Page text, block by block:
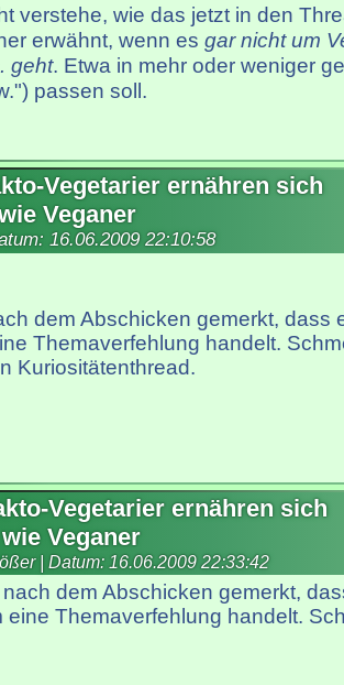
verstehe, wie das jetzt in den
erwähnt, wenn es gar nicht um
geht. Etwa in mehr oder weniger
passen soll.
Vegetarier ernähren sich
Veganer
16.06.2009 22:10:58
dem Abschicken gemerkt, dass
Themaverfehlung handelt.
Kuriositätenthread.
Vegetarier ernähren sich
Veganer
| Datum: 16.06.2009 22:33:42
dem Abschicken gemerkt,
eine Themaverfehlung handelt.